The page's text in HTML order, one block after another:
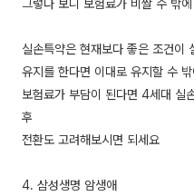
그렇다 보니 보험료가 비쌀 수 밖
실손특약은 현재보다 좋은 조건이
유지를 한다면 이대로 유지할 수
보험료가 부담이 된다면 4세대 실
후
전환도 고려해보시면 되세요
4. 삼성생명 암생애